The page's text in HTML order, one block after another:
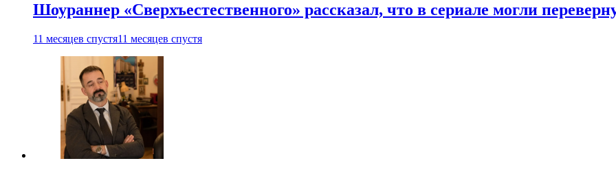
Шоураннер «Сверхъестественного» рассказал, что в сериале могли
11 месяцев спустя11 месяцев спустя